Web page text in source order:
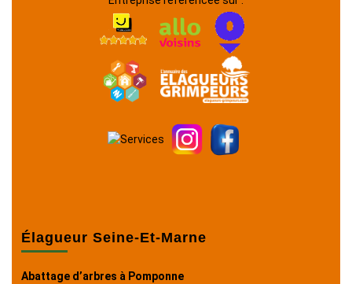
Élagueur Seine-Et-Marne
Abattage d’arbres à Pomponne